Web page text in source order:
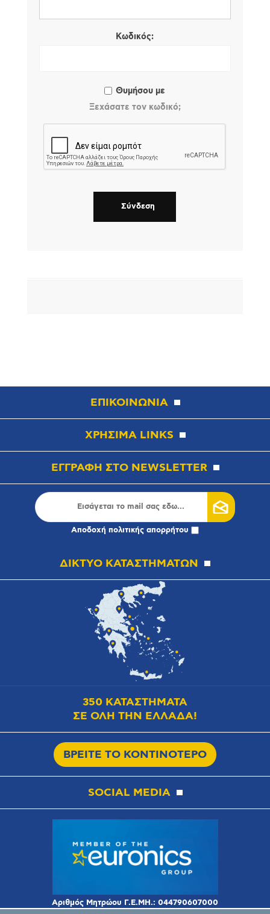
Κωδικός:
Θυμήσου με
Ξεχάσατε τον κωδικό;
ΕΠΙΚΟΙΝΩΝΙΑ
ΧΡΗΣΙΜΑ LINKS
ΕΓΓΡΑΦΗ ΣΤΟ NEWSLETTER
Αποδοχή πολιτικής απορρήτου
ΔΙΚΤΥΟ ΚΑΤΑΣΤΗΜΑΤΩΝ
350 ΚΑΤΑΣΤΗΜΑΤΑ
ΣΕ ΟΛΗ ΤΗΝ ΕΛΛΑΔΑ!
ΒΡΕΙΤΕ ΤΟ ΚΟΝΤΙΝΟΤΕΡΟ
SOCIAL MEDIA